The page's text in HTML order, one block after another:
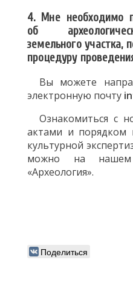
4. Мне необходимо
об
земельного участка,
процедуру
Вы можете
электронную почту
Ознакомиться с
актами и порядком
культурной
можно на
«Археология».
Поделиться